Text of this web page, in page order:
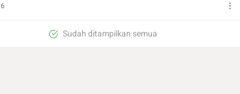
Sudah ditampilkan semua